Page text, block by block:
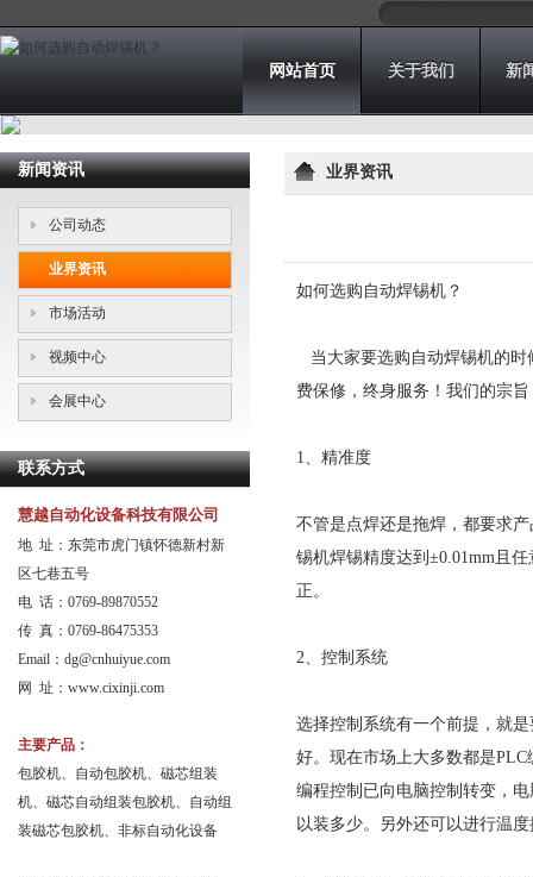
网站首页 关于我们 新
新闻资讯
公司动态
业界资讯
市场活动
视频中心
会展中心
联系方式
慧越自动化设备科技有限公司
地 址：东莞市虎门镇怀德新村新
区七巷五号
电 话：0769-89870552
传 真：0769-86475353
Email： dg@cnhuiyue.com
网 址：www.cixinji.com
主要产品：
包胶机、自动包胶机、磁芯组装
机、磁芯自动组装包胶机、自动组
装磁芯包胶机、非标自动化设备
业界资讯
如何选购自动焊锡机？
当大家要选购自动焊锡机的时
费保修，终身服务！我们的宗
1、精准度
不管是点焊还是拖焊，都要求
锡机焊锡精度达到±0.01mm且
正。
2、控制系统
选择控制系统有一个前提，就
好。现在市场上大多数都是
编程控制已向电脑控制转变，
以装多少。另外还可以进行温